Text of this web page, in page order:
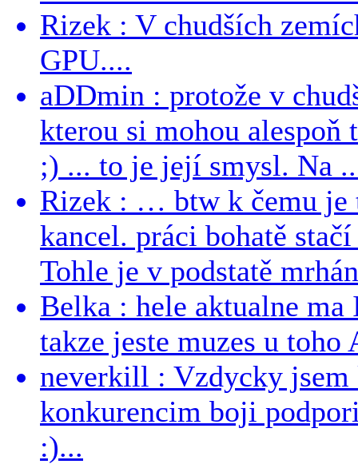
Rizek : V chudších
GPU....
aDDmin : protože v
kterou si mohou alespoň
;) ... to je její smysl. Na
Rizek : … btw k čemu je
kancel. práci bohatě
Tohle je v podstatě
Belka : hele aktualne
takze jeste muzes u
neverkill : Vzdycky
konkurencim boji
:)...